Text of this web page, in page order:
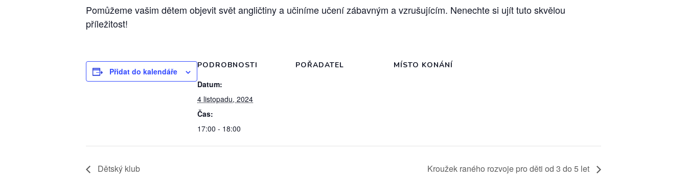
Pomůžeme vašim dětem objevit svět angličtiny a učiníme učení zábavným a vzrušujícím. Nenechte si ujít tuto skvělou
příležitost!
Přidat do kalendáře
PODROBNOSTI
Datum:
4 listopadu, 2024
Čas:
17:00 - 18:00
POŘADATEL MÍSTO KONÁNÍ
Dětský klub Kroužek raného rozvoje pro děti od 3 do 5 let